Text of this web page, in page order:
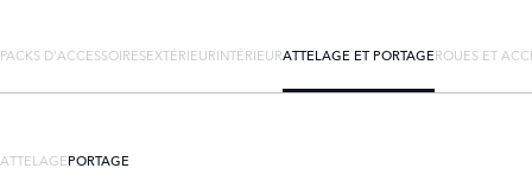
PACKS D'ACCESSOIRESEXTÉRIEURINTÉRIEURATTELAGE ET PORTAGEROUES ET
ATTELAGEPORTAGE